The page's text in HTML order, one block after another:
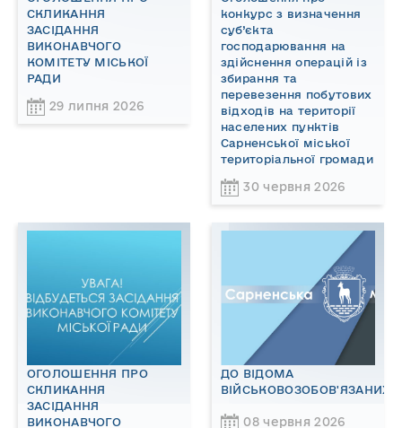
СКЛИКАННЯ
ЗАСІДАННЯ
ВИКОНАВЧОГО
КОМІТЕТУ МІСЬКОЇ
РАДИ
29 липня 2026
конкурс з визначення
суб’єкта
господарювання на
здійснення операцій із
збирання та
перевезення побутових
відходів на території
населених пунктів
Сарненської міської
територіальної громади
30 червня 2026
ОГОЛОШЕННЯ ПРО
СКЛИКАННЯ
ЗАСІДАННЯ
ВИКОНАВЧОГО
ДО ВІДОМА
ВІЙСЬКОВОЗОБОВ'ЯЗАНИХ!
08 червня 2026